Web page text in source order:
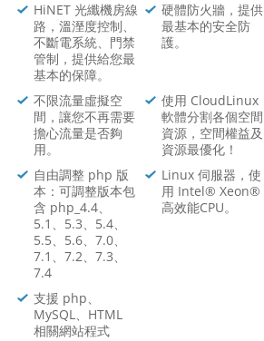
HiNET 光纖機房線
路，溫溼度控制、
不斷電系統、門禁
管制，提供給您最
基本的保障。
硬體防火牆，提供
最基本的安全防
護。
不限流量虛擬空
間，讓您不再需要
擔心流量是否夠
用。
使用 CloudLinux
軟體分割各個空間
資源，空間權益及
資源最優化！
自由調整 php 版
本：可調整版本包
含 php_4.4、
5.1、5.3、5.4、
5.5、5.6、7.0、
7.1、7.2、7.3、
7.4
Linux 伺服器，使
用 Intel® Xeon®
高效能CPU。
支援 php、
MySQL、HTML
相關網站程式